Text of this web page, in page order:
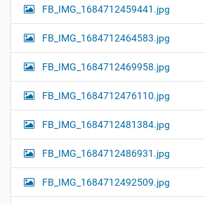
FB_IMG_1684712459441.jpg
FB_IMG_1684712464583.jpg
FB_IMG_1684712469958.jpg
FB_IMG_1684712476110.jpg
FB_IMG_1684712481384.jpg
FB_IMG_1684712486931.jpg
FB_IMG_1684712492509.jpg